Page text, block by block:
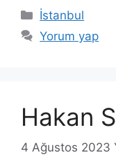
Kategoriler
İstanbul
Yorum yap
Hakan
4 Ağustos 2023